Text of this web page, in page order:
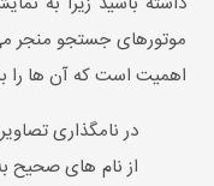
موتورهای جستجو منجر
اهمیت است که آن ها را
در نامگذاری
از نام های صحیح